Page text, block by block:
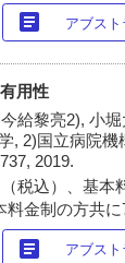
article アブス
用性
給黎亮2), 小
, 2)国立病院
2019.
税込）、基本
金制の方共に
article アブス